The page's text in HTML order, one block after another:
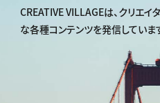
CREATIVE VILLAGEは、クリエイ
な各種コンテンツを発信していま